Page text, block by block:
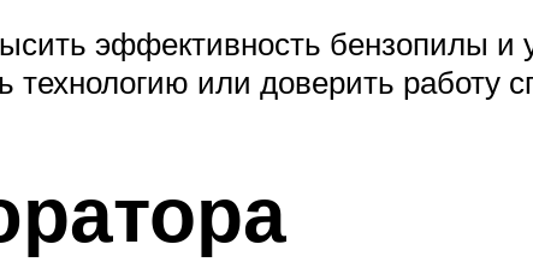
эффективность бензопилы
или доверить работу